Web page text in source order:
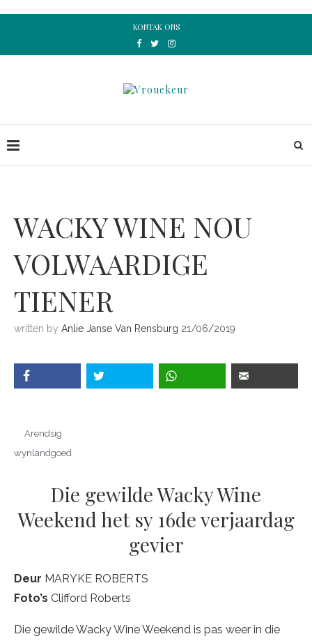
KONTAK ONS
WACKY WINE NOU
VOLWAARDIGE
TIENER
written by Anlie Janse Van Rensburg 21/06/2019
Arendsig
wynlandgoed
Die gewilde Wacky Wine
Weekend het sy 16de verjaardag
gevier
Deur MARYKE ROBERTS
Foto’s Clifford Roberts
Die gewilde Wacky Wine Weekend is pas weer in die